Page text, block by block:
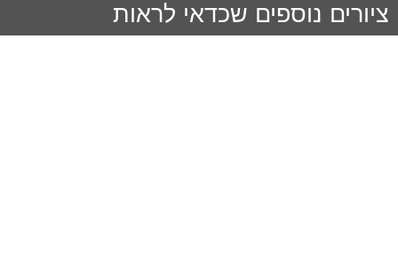
ציורים נוספים שכדאי לראות